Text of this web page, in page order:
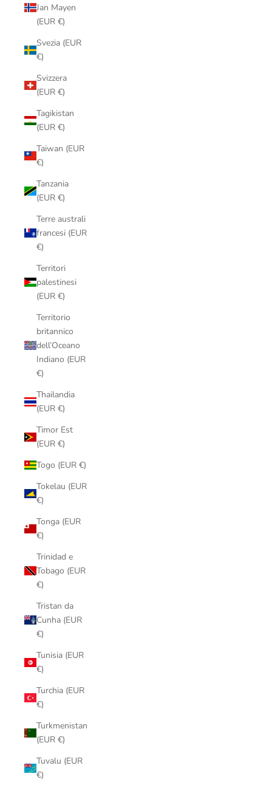
Jan Mayen
(EUR €)
Svezia (EUR
€)
Svizzera
(EUR €)
Tagikistan
(EUR €)
Taiwan (EUR
€)
Tanzania
(EUR €)
Terre australi
francesi (EUR
€)
Territori
palestinesi
(EUR €)
Territorio
britannico
dell’Oceano
Indiano (EUR
€)
Thailandia
(EUR €)
Timor Est
(EUR €)
Togo (EUR €)
Tokelau (EUR
€)
Tonga (EUR
€)
Trinidad e
Tobago (EUR
€)
Tristan da
Cunha (EUR
€)
Tunisia (EUR
€)
Turchia (EUR
€)
Turkmenistan
(EUR €)
Tuvalu (EUR
€)